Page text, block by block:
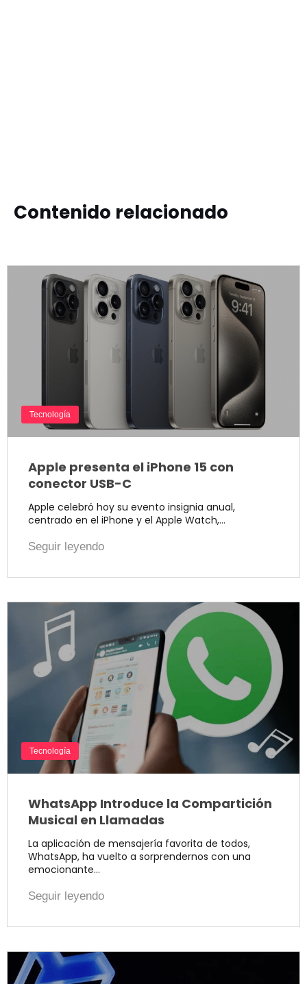
Contenido relacionado
Tecnología
Apple presenta el iPhone 15 con
conector USB-C
Apple celebró hoy su evento insignia anual,
centrado en el iPhone y el Apple Watch,…
Seguir leyendo
Tecnología
WhatsApp Introduce la Compartición
Musical en Llamadas
La aplicación de mensajería favorita de todos,
WhatsApp, ha vuelto a sorprendernos con una
emocionante…
Seguir leyendo